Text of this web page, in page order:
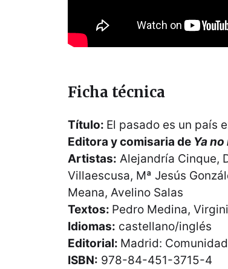
Ficha técnica
Título: El pasado es un país
Editora y comisaria de Ya
Artistas: Alejandría Cinque,
Villaescusa, Mª Jesús
Meana, Avelino Salas
Textos: Pedro Medina,
Idiomas: castellano/inglés
Editorial: Madrid:
ISBN: 978-84-451-3715-4